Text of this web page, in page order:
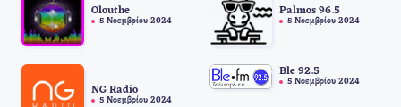
Olouthe
5 Νοεμβρίου 2024
Palmos 96.5
5 Νοεμβρίου 2024
NG Radio
5 Νοεμβρίου 2024
Ble 92.5
5 Νοεμβρίου 2024